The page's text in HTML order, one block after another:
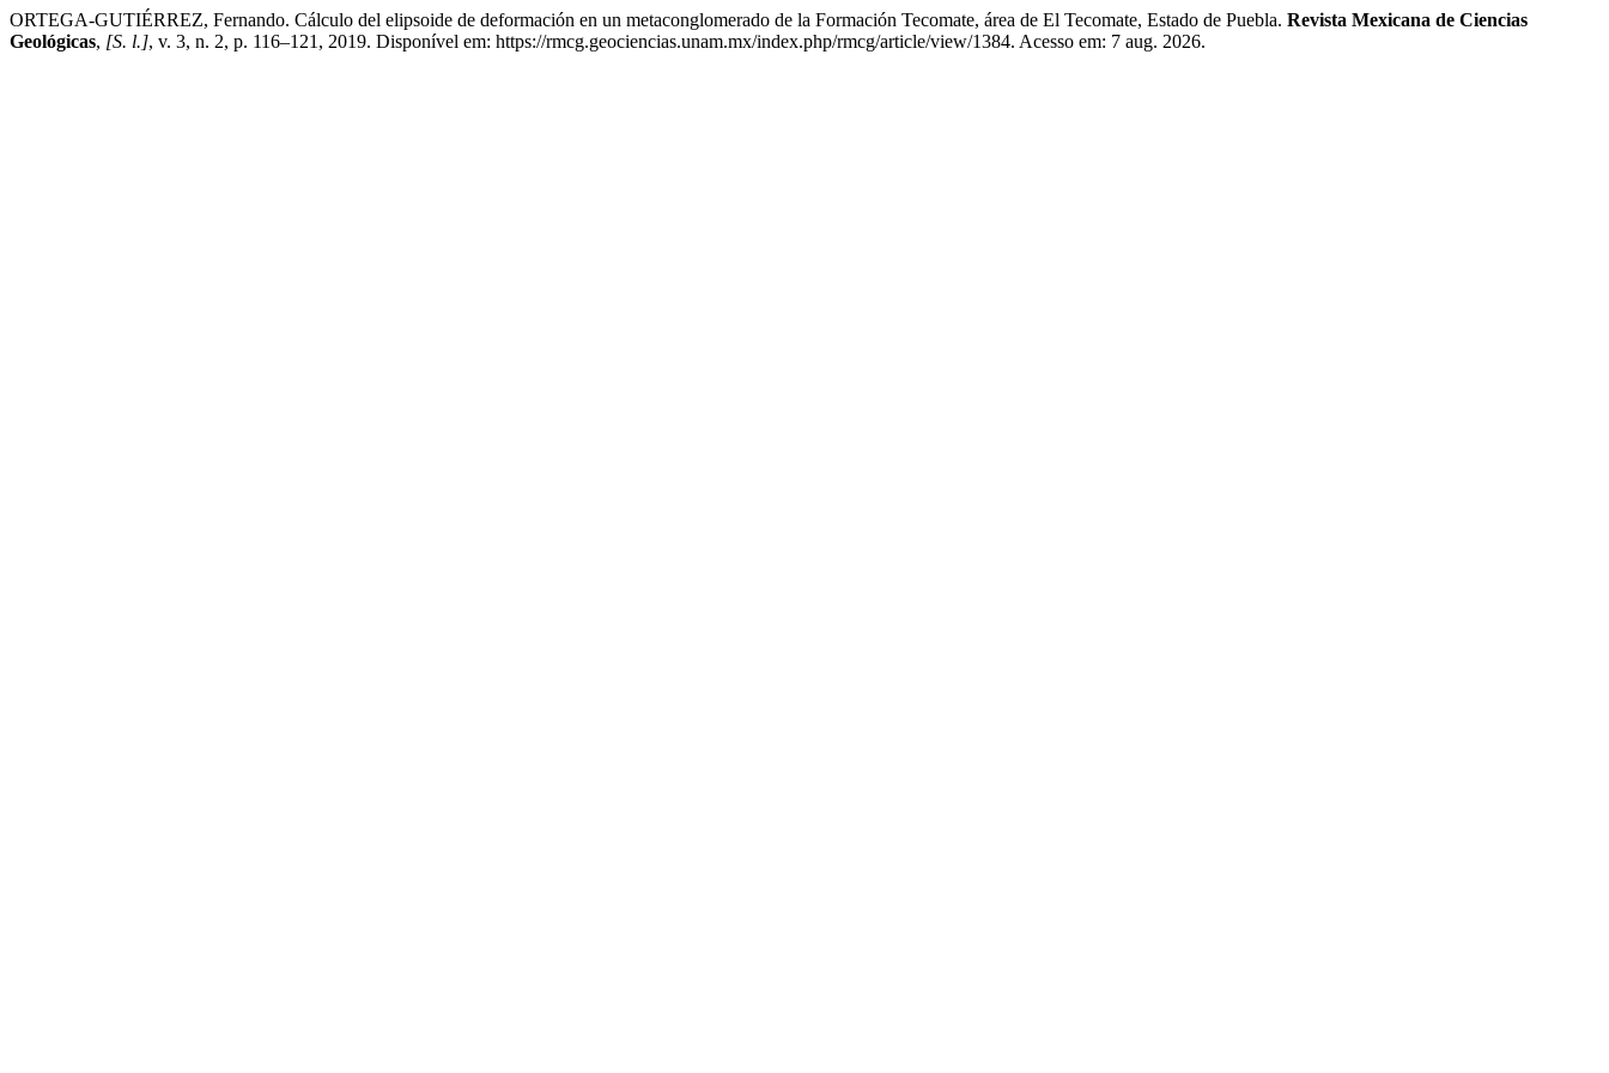
ORTEGA-GUTIÉRREZ, Fernando. Cálculo del elipsoide de deformación en un metaconglomerado de la Formación Tecomate, área de El Tecomate, Estado de Puebla. Revista Mexicana de Ciencias
Geológicas, [S. l.], v. 3, n. 2, p. 116–121, 2019. Disponível em: https://rmcg.geociencias.unam.mx/index.php/rmcg/article/view/1384. Acesso em: 7 aug. 2026.